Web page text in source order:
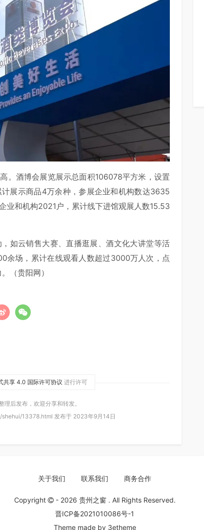
。酒博会展览展示总面积106078平方米，设置
展示商品4万余种，参展企业和机构数达3635
业和机构2021户，累计线下进馆观展人数15.53
如云销售大赛、直播逛展、酒文化大讲堂等活
余场，累计在线观看人数超过3000万人次，点
（贵阳网）
共享 4.0 国际许可协议 进行许可
理后发布，欢迎分享和转发。
13378.html 发布于 2023年9月14日
关于我们 联系我们 商务合作
Copyright - 2026 贵州之窗 . All Rights Reserved.
晋ICP备2021010086号-1
Theme made by 3etheme